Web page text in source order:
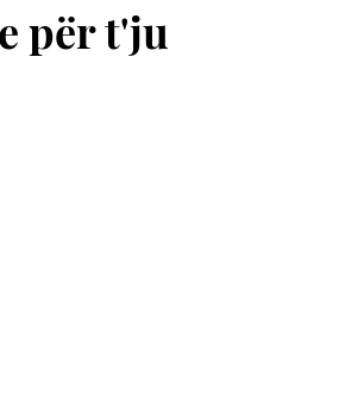
për t'ju